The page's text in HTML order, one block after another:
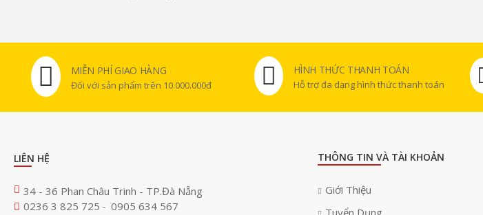
MIỄN PHÍ GIAO HÀNG
Đối với sản phẩm trên 10.000.000đ
HÌNH THỨC THANH TOÁN
Hỗ trợ đa dạng hình thức thanh toán
LIÊN HỆ
34 - 36 Phan Châu Trinh - TP.Đà Nẵng
0236 3 825 725 - 0905 634 567
THÔNG TIN VÀ TÀI KHOẢN
Giới Thiệu
Tuyển Dụng